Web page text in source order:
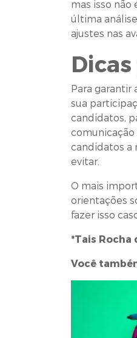
mas isso
última
ajustes nas
Para garantir
sua
candidatos,
candidatos a
evitar.
O mais
orientações
fazer isso
*Tais Rocha
Você